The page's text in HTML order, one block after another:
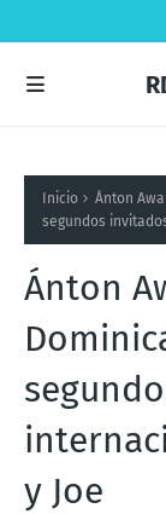
Inicio
Ánton
segundos
Ánton
y Joe